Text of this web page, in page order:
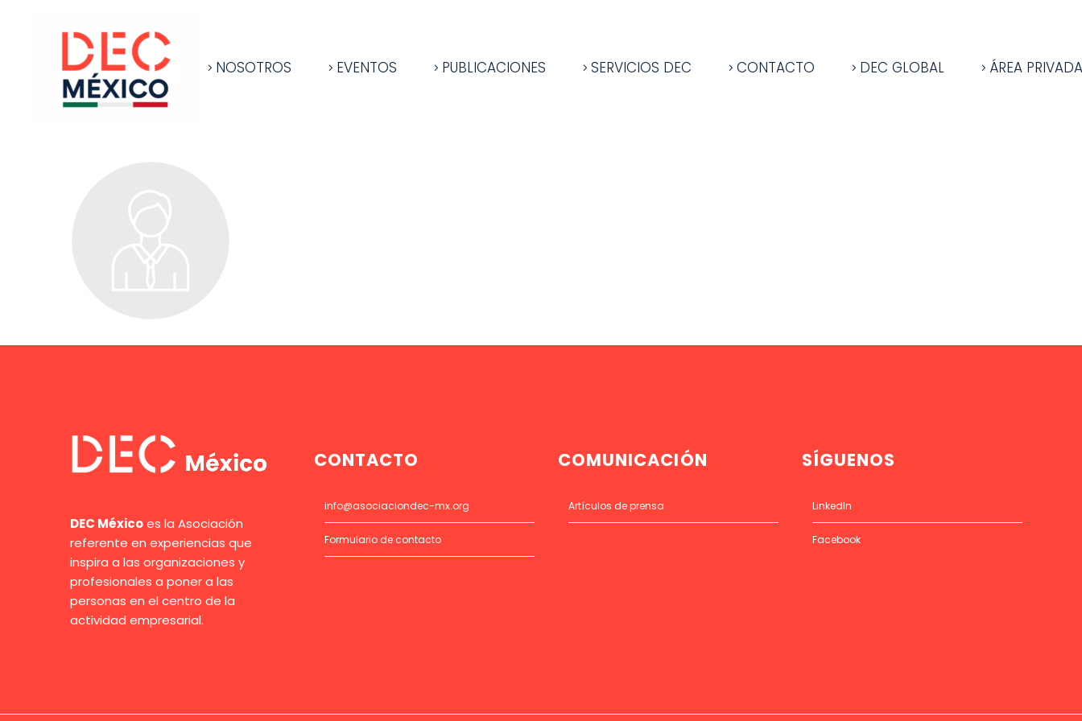
NOSOTROS EVENTOS PUBLICACIONES SERVICIOS DEC CONTACTO DEC GLOBAL ÁREA PRIVADA
DEC Méxicoes la Asociación
referente en experiencias que
inspira a las organizaciones y
profesionales a poner a las
personas en el centro de la
actividad empresarial.
CONTACTO
info@asociaciondec-mx.org
Formulario de contacto
COMUNICACIÓN
Artículos de prensa
SÍGUENOS
LinkedIn
Facebook